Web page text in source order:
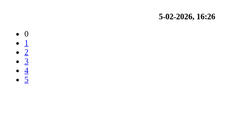
5-02-2026, 16:26
0
1
2
3
4
5